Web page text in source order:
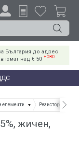
България до адрес
над € 50 НОВО
елементи Резистори
жичен,